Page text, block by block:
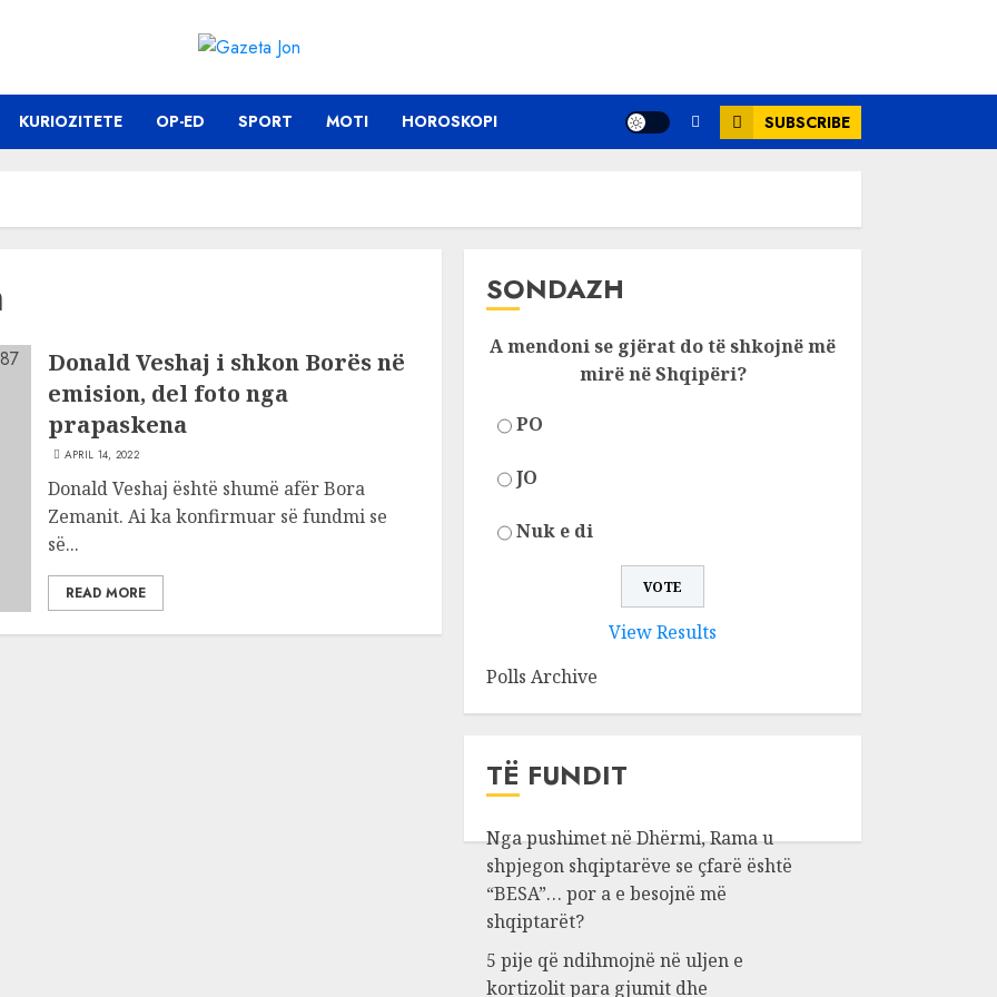
KURIOZITETE OP-ED SPORT MOTI HOROSKOPI SUBSCRIBE
Donald Veshaj i shkon Borës në
emision, del foto nga
prapaskena
APRIL 14, 2022
Donald Veshaj është shumë afër Bora
Zemanit. Ai ka konfirmuar së fundmi se
së...
READ MORE
SONDAZH
A mendoni se gjërat do të shkojnë më
mirë në Shqipëri?
PO
JO
Nuk e di
View Results
Polls Archive
TË FUNDIT
Nga pushimet në Dhërmi, Rama u
shpjegon shqiptarëve se çfarë është
“BESA”… por a e besojnë më
shqiptarët?
5 pije që ndihmojnë në uljen e
kortizolit para gjumit dhe